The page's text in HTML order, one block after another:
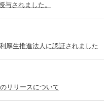
与されました。
厚生推進法人に認証されました
リリースについて